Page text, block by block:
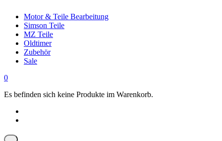
Motor & Teile Bearbeitung
Simson Teile
MZ Teile
Oldtimer
Zubehör
Sale
0
Es befinden sich keine Produkte im Warenkorb.